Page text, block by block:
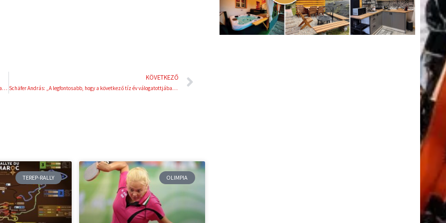
Mindent a fukuokai vb-nek rendel alá Bíró Attila, a női pólóválogatott kapitánya
KÖVETKEZŐ
Schäfer András: „A legfontosabb, hogy a következő tíz év válogatottjában tudjak játszani”
TEREP-RALLY OLIMPIA